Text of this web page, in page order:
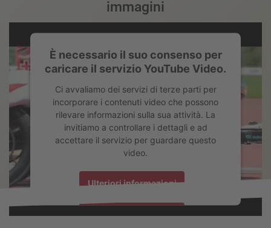
immagini
È necessario il suo consenso per
caricare il servizio YouTube Video.
Ci avvaliamo dei servizi di terze parti per
incorporare i contenuti video che possono
rilevare informazioni sulla sua attività. La
invitiamo a controllare i dettagli e ad
accettare il servizio per guardare questo
video.
Ulteriori informazioni
Accetta